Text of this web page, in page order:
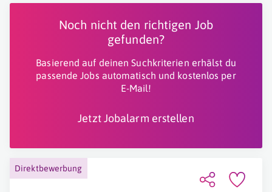
Noch nicht den richtigen Job
gefunden?
Basierend auf deinen Suchkriterien erhälst du
passende Jobs automatisch und kostenlos per
E-Mail!
Jetzt Jobalarm erstellen
Direktbewerbung